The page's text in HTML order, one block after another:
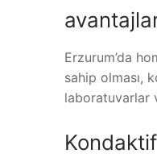
Erzurum’da
sahip olması,
laboratuvarlar